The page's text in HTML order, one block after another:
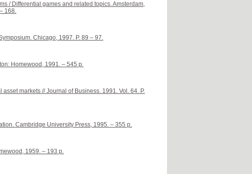
/ Differential games and related topics. Amsterdam,
168.
Chicago, 1997. P. 89 – 97.
Homewood, 1991. – 545 p.
markets // Journal of Business. 1991. Vol. 64. P.
Cambridge University Press, 1995. – 355 p.
1959. – 193 p.